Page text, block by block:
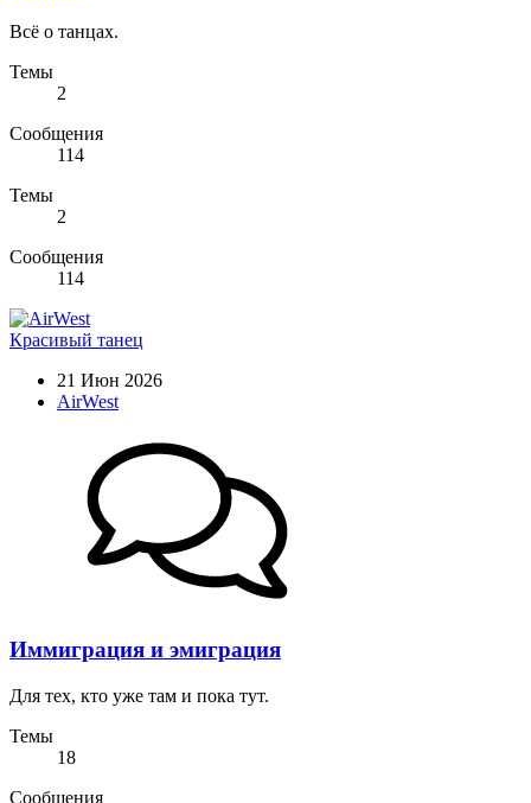
Всё о танцах.
Темы
2
Сообщения
114
Темы
2
Сообщения
114
Красивый танец
21 Июн 2026
AirWest
Иммиграция и эмиграция
Для тех, кто уже там и пока тут.
Темы
18
Сообщения